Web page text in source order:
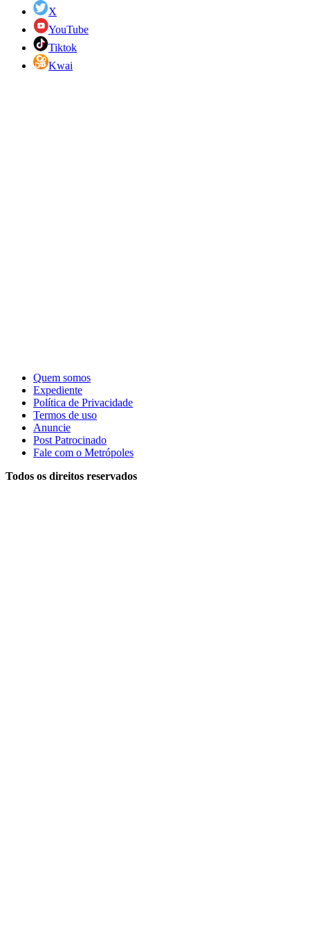
X
YouTube
Tiktok
Kwai
Quem somos
Expediente
Política de Privacidade
Termos de uso
Anuncie
Post Patrocinado
Fale com o Metrópoles
Todos os direitos reservados